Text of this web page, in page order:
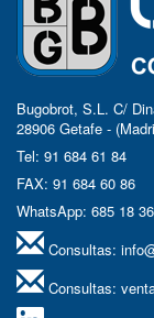
Bugobrot, S.L. C/
28906 Getafe -
Tel: 91 684 61 84
FAX: 91 684 60 86
WhatsApp: 685 18
Consultas:
Consultas: